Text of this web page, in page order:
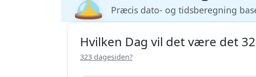
Præcis dato- og tidsberegning
Hvilken Dag vil det være det
323 dagesiden?